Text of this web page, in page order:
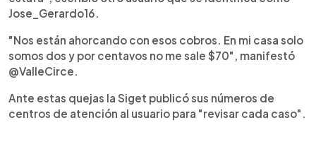
Jose_Gerardo16.
"Nos están ahorcando con esos cobros. En mi casa solo
somos dos y por centavos no me sale $70", manifestó
@ValleCirce.
Ante estas quejas la Siget publicó sus números de
centros de atención al usuario para "revisar cada caso".